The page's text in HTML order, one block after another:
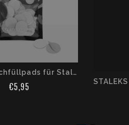
Weiße Nachfüllpads für Staleks Pododisc Pro M, Körnung 180 (50 Stück)
€5,95